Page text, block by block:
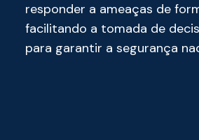
responder a ameaças de
facilitando a tomada de
para garantir a segurança